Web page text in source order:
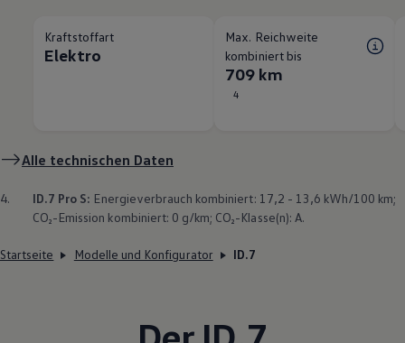
Kraftstoffart
Elektro
Max. Reichweite
kombiniert bis
709 km
4
Alle technischen Daten
4. ID.7 Pro S: Energieverbrauch kombiniert: 17,2 - 13,6 kWh/100 km;
CO₂-Emission kombiniert: 0 g/km; CO₂-Klasse(n): A.
Startseite Modelle und Konfigurator ID.7